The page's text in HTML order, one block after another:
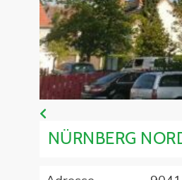
NÜRNBERG